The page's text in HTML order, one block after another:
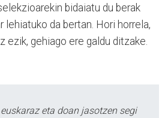
bidaiatu du berak
lehiatuko da bertan. Hori horrela,
ezik, gehia­go ere galdu ditzake.
eta doan jasotzen segi